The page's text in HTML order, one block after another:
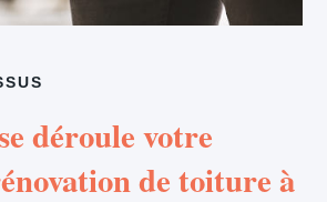
déroule votre
de toiture à